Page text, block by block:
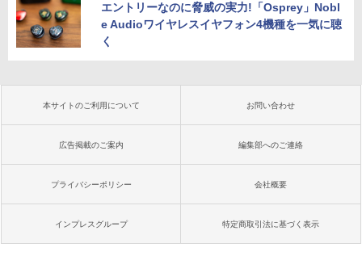
エントリーなのに脅威の実力!「Osprey」Nobl
e Audioワイヤレスイヤフォン4機種を一気に聴
く
本サイトのご利用について お問い合わせ
広告掲載のご案内 編集部へのご連絡
プライバシーポリシー 会社概要
インプレスグループ 特定商取引法に基づく表示